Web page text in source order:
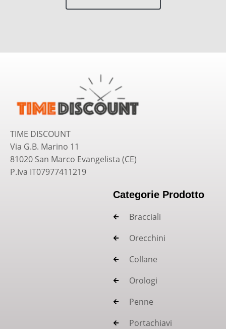
TIME DISCOUNT
Via G.B. Marino 11
81020 San Marco Evangelista (CE)
P.Iva IT07977411219
Categorie Prodotto
Bracciali
Orecchini
Collane
Orologi
Penne
Portachiavi